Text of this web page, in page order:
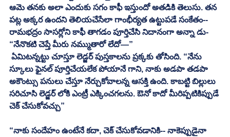
ఆమె తనకు అలా ఎందుకు సగం కాఫీ ఇస్తుందో అతడికి తెలుసు. తన
పట్ల అక్కర ఉందని తెలియచేసేలా గాంభీర్యత ఉట్టుపడే సంకేతం--
రామభద్రం సాసర్లోని కాఫీ తాగడం పూర్తిచేసి నిదానంగా అన్నా డు-
“నేనొకటి చెప్తే మీరు నమ్ముతారో లేదో—”
స్కూలు ఫైనల్ పూర్తిచేయలేక పోయానే గాని, నాకు అడపా తడపా
అకౌంట్సు పనులు చేస్తూ నేర్చుకోవాలన్న ఆసక్తి ఉంది. కాబట్టి బిల్లులు
సరిచూసి లెడ్జర్ లోకి ఎంట్రీ ఎక్కించగలను. ఔనో కాదో మీరిప్పటికిప్పుడే
చెక్ చేసుకోవచ్చు”
“నాకు సందేహం ఉంటేనే కదా, చెక్ చేసుకోవడానికి-- నాకెప్పుడైనా